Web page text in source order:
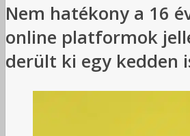
Nem hatékony a 16
online platformok
derült ki egy kedden